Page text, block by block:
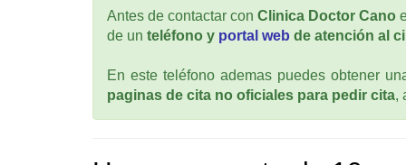
Antes de contactar con Clinica Doctor Cano
de un teléfono y portal web de atención al
En este teléfono ademas puedes obtener
paginas de cita no oficiales para pedir cita,